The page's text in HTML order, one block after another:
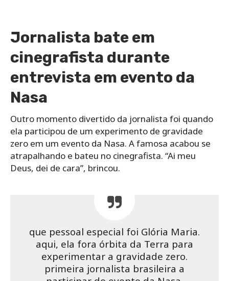
Jornalista bate em
cinegrafista durante
entrevista em evento da
Nasa
Outro momento divertido da jornalista foi quando
ela participou de um experimento de gravidade
zero em um evento da Nasa. A famosa acabou se
atrapalhando e bateu no cinegrafista. “Ai meu
Deus, dei de cara”, brincou.
que pessoal especial foi Glória Maria.
aqui, ela fora órbita da Terra para
experimentar a gravidade zero.
primeira jornalista brasileira a